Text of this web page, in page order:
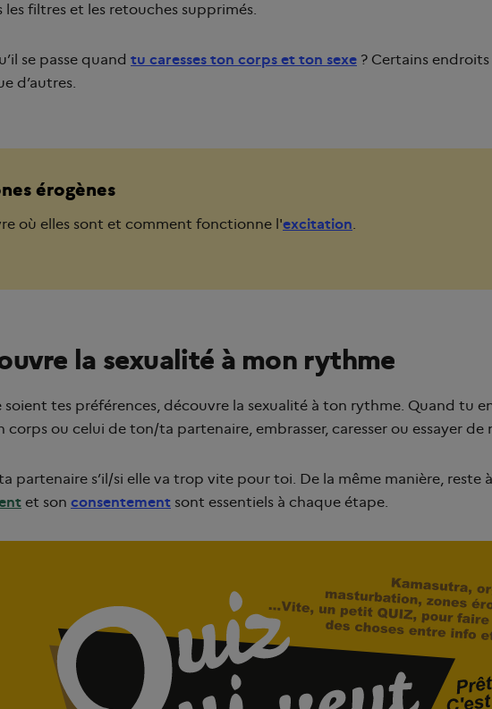
les filtres et les retouches supprimés.
se passe quand tu caresses ton corps et ton sexe ? Certains
d’autres.
érogènes
où elles sont et comment fonctionne l'excitation.
la sexualité à mon rythme
soient tes préférences, découvre la sexualité à ton rythme. Quand tu
corps ou celui de ton/ta partenaire, embrasser, caresser ou essayer de
partenaire s’il/si elle va trop vite pour toi. De la même manière, reste
et son consentement sont essentiels à chaque étape.